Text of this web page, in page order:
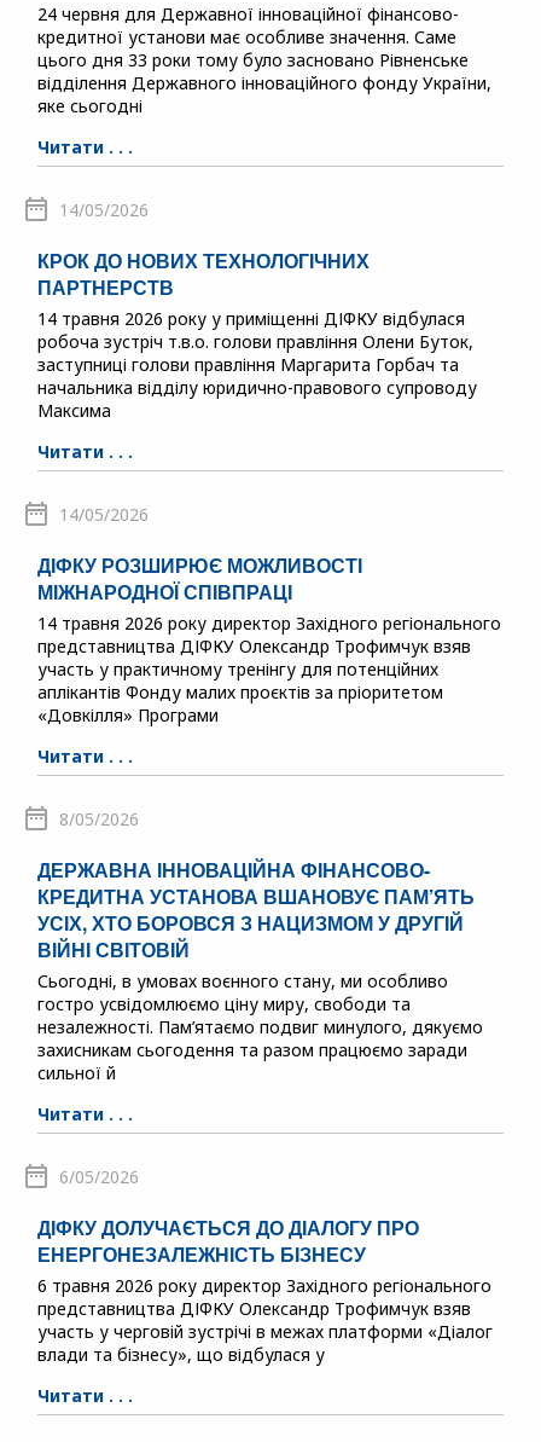
24 червня для Державної інноваційної фінансово-
кредитної установи має особливе значення. Саме
цього дня 33 роки тому було засновано Рівненське
відділення Державного інноваційного фонду України,
яке сьогодні
Читати . . .
14/05/2026
КРОК ДО НОВИХ ТЕХНОЛОГІЧНИХ
ПАРТНЕРСТВ
14 травня 2026 року у приміщенні ДІФКУ відбулася
робоча зустріч т.в.о. голови правління Олени Буток,
заступниці голови правління Маргарита Горбач та
начальника відділу юридично-правового супроводу
Максима
Читати . . .
14/05/2026
ДІФКУ РОЗШИРЮЄ МОЖЛИВОСТІ
МІЖНАРОДНОЇ СПІВПРАЦІ
14 травня 2026 року директор Західного регіонального
представництва ДІФКУ Олександр Трофимчук взяв
участь у практичному тренінгу для потенційних
аплікантів Фонду малих проєктів за пріоритетом
«Довкілля» Програми
Читати . . .
8/05/2026
ДЕРЖАВНА ІННОВАЦІЙНА ФІНАНСОВО-
КРЕДИТНА УСТАНОВА ВШАНОВУЄ ПАМ’ЯТЬ
УСІХ, ХТО БОРОВСЯ З НАЦИЗМОМ У ДРУГІЙ
ВІЙНІ СВІТОВІЙ
Сьогодні, в умовах воєнного стану, ми особливо
гостро усвідомлюємо ціну миру, свободи та
незалежності. Пам’ятаємо подвиг минулого, дякуємо
захисникам сьогодення та разом працюємо заради
сильної й
Читати . . .
6/05/2026
ДІФКУ ДОЛУЧАЄТЬСЯ ДО ДІАЛОГУ ПРО
ЕНЕРГОНЕЗАЛЕЖНІСТЬ БІЗНЕСУ
6 травня 2026 року директор Західного регіонального
представництва ДІФКУ Олександр Трофимчук взяв
участь у черговій зустрічі в межах платформи «Діалог
влади та бізнесу», що відбулася у
Читати . . .